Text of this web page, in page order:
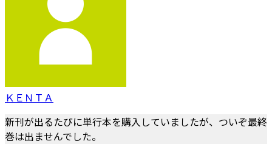
ＫＥＮＴＡ
新刊が出るたびに単行本を購入していましたが、ついぞ最終
巻は出ませんでした。